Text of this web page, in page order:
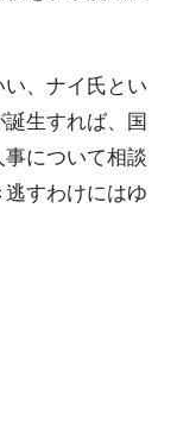
、ナイ氏とい
生すれば、国
について相談
すわけにはゆ